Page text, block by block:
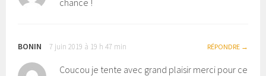
BONIN 7 juin 2019 à 19 h 47 min RÉPONDRE
Coucou je tente avec grand plaisir merci pour ce